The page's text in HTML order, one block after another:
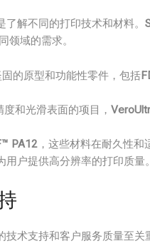
解不同的打印技术和材料。
领域的需求。
固的原型和功能性零件，包括
度和光滑表面的项目，
PA12 ，这些材料在耐久性和
用户提供高分辨率的打印质量。
术支持和客户服务质量至